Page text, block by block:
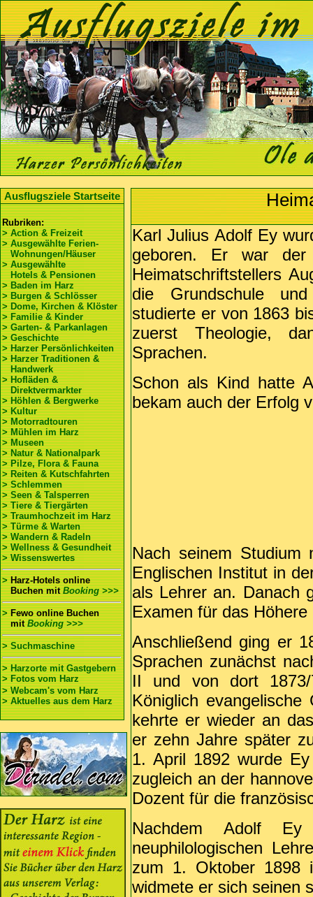
Ausflugsziele Startseite
Rubriken:
> Action & Freizeit
> Ausgewählte Ferien-
Wohnungen/Häuser
> Ausgewählte
Hotels & Pensionen
> Baden im Harz
> Burgen & Schlösser
> Dome, Kirchen & Klöster
> Familie & Kinder
> Garten- & Parkanlagen
> Geschichte
> Harzer Persönlichkeiten
> Harzer Traditionen &
Handwerk
> Hofläden &
Direktvermarkter
> Höhlen & Bergwerke
> Kultur
> Motorradtouren
> Mühlen im Harz
> Museen
> Natur & Nationalpark
> Pilze, Flora & Fauna
> Reiten & Kutschfahrten
> Schlemmen
> Seen & Talsperren
> Tiere & Tiergärten
> Traumhochzeit im Harz
> Türme & Warten
> Wandern & Radeln
> Wellness & Gesundheit
> Wissenswertes
>Harz-Hotels online
Buchen mit Booking >>>
>Fewo online Buchen
mit Booking >>>
> Suchmaschine
> Harzorte mit Gastgebern
> Fotos vom Harz
> Webcam's vom Harz
> Aktuelles aus dem Harz
Karl Julius Adolf Ey
geboren. Er war der
Heimatschriftstellers
die Grundschule
studierte er von 1863
zuerst Theologie,
Sprachen.
Schon als Kind hatte
bekam auch der Erfolg
Nach seinem
Englischen Institut in
als Lehrer an. Danach
Examen für das
Anschließend ging er
Sprachen zunächst
II und von dort
Königlich
kehrte er wieder an
er zehn Jahre später
1. April 1892 wurde
zugleich an der
Dozent für die
Nachdem Adolf
neuphilologischen
zum 1. Oktober 1898
widmete er sich seinen